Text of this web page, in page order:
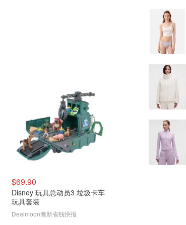
$69.90
Disney 玩具总动员3 垃圾卡车
玩具套装
Dealmoon澳新省钱快报